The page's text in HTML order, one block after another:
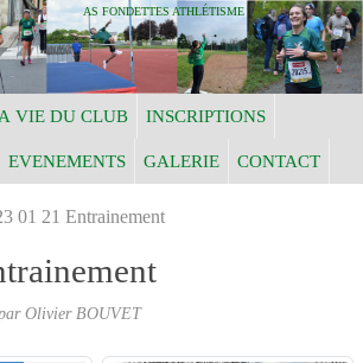
AS FONDETTES ATHLÉTISME
VIE DU CLUB INSCRIPTIONS
EVENEMENTS GALERIE CONTACT
01 21 Entrainement
Olivier BOUVET
cookies